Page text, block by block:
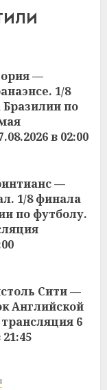
—
1/8
по
в 02:00
—
1/8 финала
по футболу.
Сити —
Английской
6
21:45